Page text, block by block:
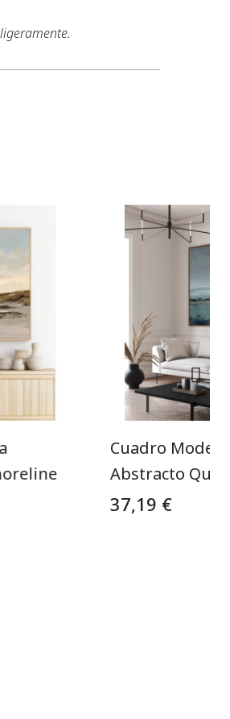
Cuadro
Abstracto
37,19 €